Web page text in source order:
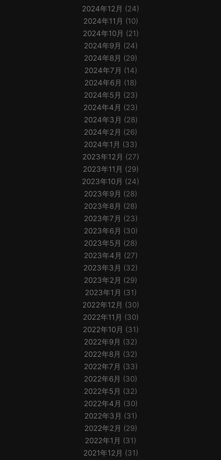
2024年12月 (24)
2024年11月 (10)
2024年10月 (21)
2024年9月 (24)
2024年8月 (29)
2024年7月 (14)
2024年6月 (18)
2024年5月 (23)
2024年4月 (23)
2024年3月 (28)
2024年2月 (26)
2024年1月 (33)
2023年12月 (27)
2023年11月 (29)
2023年10月 (24)
2023年9月 (28)
2023年8月 (28)
2023年7月 (23)
2023年6月 (30)
2023年5月 (28)
2023年4月 (27)
2023年3月 (32)
2023年2月 (29)
2023年1月 (31)
2022年12月 (30)
2022年11月 (30)
2022年10月 (31)
2022年9月 (32)
2022年8月 (32)
2022年7月 (33)
2022年6月 (30)
2022年5月 (32)
2022年4月 (30)
2022年3月 (31)
2022年2月 (29)
2022年1月 (31)
2021年12月 (31)